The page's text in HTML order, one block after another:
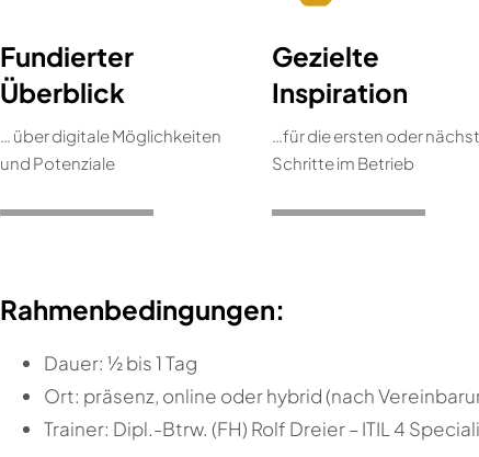
Fundierter
Überblick
… über digitale Möglichkeiten
und Potenziale
Gezielte
Inspiration
…für die ersten oder
Schritte im Betrieb
Rahmenbedingungen:
Dauer: ½ bis 1 Tag
Ort: präsenz, online oder hybrid (nach
Trainer: Dipl.-Btrw. (FH) Rolf Dreier – ITIL 4